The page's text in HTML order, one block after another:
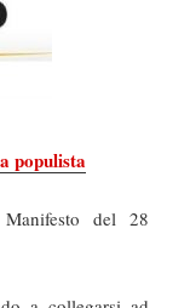
populista
del 28